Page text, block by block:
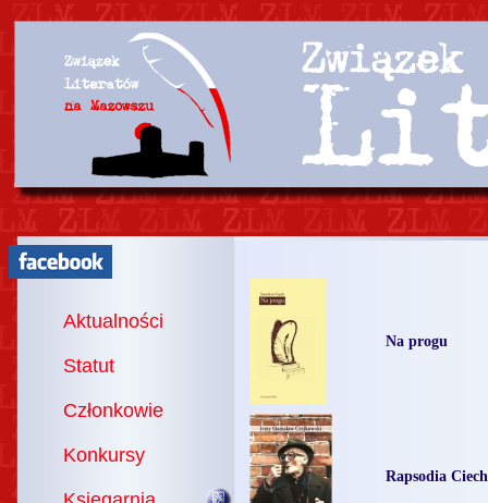
Aktualności
Statut
Członkowie
Konkursy
Na progu
Rapsodia